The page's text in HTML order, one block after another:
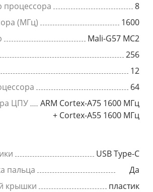
процессора
8
(МГц)
1600
Mali-G57 MC2
256
12
64
ЦПУ
ARM Cortex-A75 1600 МГц
+ Cortex-A55 1600 МГц
USB Type-C
пальца
Да
крышки
пластик